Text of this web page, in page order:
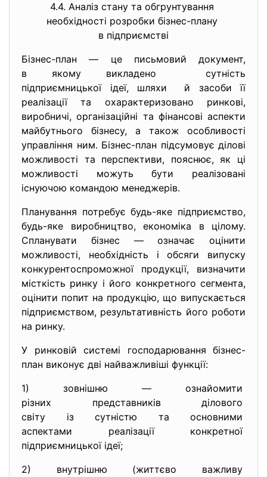
4.4. Аналіз стану та обгрунтування
необхідності розробки бізнес-плану
в підприємстві
Бізнес-план — це письмовий документ,
в якому викладено сутність
підприємницької ідеї, шляхи й засоби її
реалізації та охарактеризовано ринкові,
виробничі, організаційні та фінансові аспекти
майбутнього бізнесу, а також особливості
управління ним. Бізнес-план підсумовує ділові
можливості та перспективи, пояснює, як ці
можливості можуть бути реалізовані
існуючою командою менеджерів.
Планування потребує будь-яке підприємство,
будь-яке виробництво, економіка в цілому.
Спланувати бізнес — означає оцінити
можливості, необхідність і обсяги випуску
конкурентоспроможної продукції, визначити
місткість ринку і його конкретного сегмента,
оцінити попит на продукцію, що випускається
підприємством, результативність його роботи
на ринку.
У ринковій системі господарювання бізнес-
план виконує дві найважливіші функції:
1) зовнішню — ознайомити
різних представників ділового
світу із сутністю та основними
аспектами реалізації конкретної
підприємницької ідеї;
2) внутрішню (життєво важливу